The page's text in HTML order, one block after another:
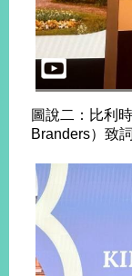
網
站
部
長
信
箱
粉
絲
專
頁
Instagram
X平台
(原推特)
YouTube
RSS
圖說二：比利
Branders）致詞